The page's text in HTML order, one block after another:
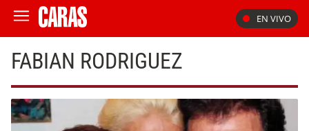
EN VIVO
FABIAN RODRIGUEZ